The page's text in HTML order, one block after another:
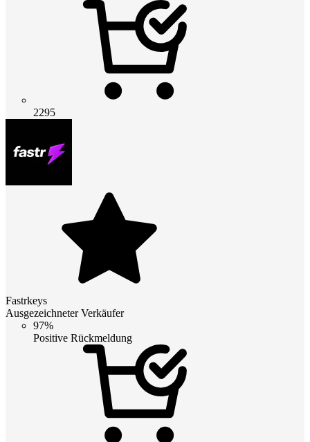
2295
Fastrkeys
Ausgezeichneter Verkäufer
97%
Positive Rückmeldung